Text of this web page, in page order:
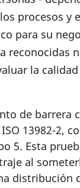
procesos y
para su
reconocidas
la
de barrera
13982-2,
5. Esta
al
distribución